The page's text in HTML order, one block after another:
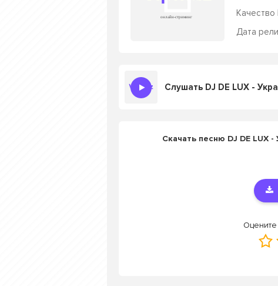
Качество
Дата
Слушать DJ DE LUX -
Скачать песню DJ DE LUX -